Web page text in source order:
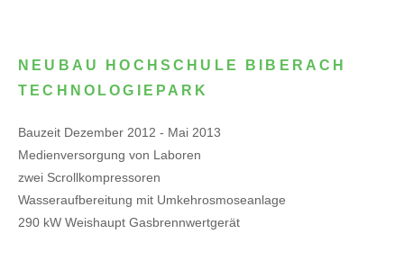
NEUBAU HOCHSCHULE BIBERACH
TECHNOLOGIEPARK
Bauzeit Dezember 2012 - Mai 2013
Medienversorgung von Laboren
zwei Scrollkompressoren
Wasseraufbereitung mit Umkehrosmoseanlage
290 kW Weishaupt Gasbrennwertgerät